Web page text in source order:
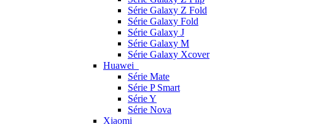
Série Galaxy Z Fold
Série Galaxy Fold
Série Galaxy J
Série Galaxy M
Série Galaxy Xcover
Huawei
Série Mate
Série P Smart
Série Y
Série Nova
Xiaomi